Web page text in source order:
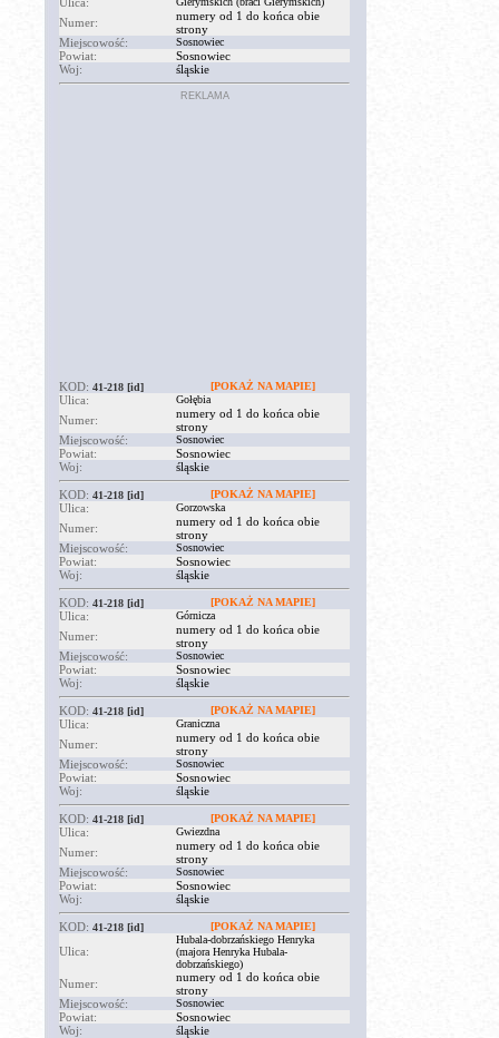
Numer:
numery od 1 do końca obie
strony
Miejscowość:
Sosnowiec
Powiat:
Sosnowiec
Woj:
śląskie
REKLAMA
KOD: 41-218 [id] [POKAŻ NA MAPIE]
Ulica: Gołębia
Numer:
numery od 1 do końca obie
strony
Miejscowość:
Sosnowiec
Powiat:
Sosnowiec
Woj:
śląskie
KOD: 41-218 [id] [POKAŻ NA MAPIE]
Ulica: Gorzowska
Numer:
numery od 1 do końca obie
strony
Miejscowość:
Sosnowiec
Powiat:
Sosnowiec
Woj:
śląskie
KOD: 41-218 [id] [POKAŻ NA MAPIE]
Ulica: Górnicza
Numer:
numery od 1 do końca obie
strony
Miejscowość:
Sosnowiec
Powiat:
Sosnowiec
Woj:
śląskie
KOD: 41-218 [id] [POKAŻ NA MAPIE]
Ulica: Graniczna
Numer:
numery od 1 do końca obie
strony
Miejscowość:
Sosnowiec
Powiat:
Sosnowiec
Woj:
śląskie
KOD: 41-218 [id] [POKAŻ NA MAPIE]
Ulica: Gwiezdna
Numer:
numery od 1 do końca obie
strony
Miejscowość:
Sosnowiec
Powiat:
Sosnowiec
Woj:
śląskie
KOD: 41-218 [id] [POKAŻ NA MAPIE]
Ulica:
Hubala-dobrzańskiego Henryka
(majora Henryka Hubala-
dobrzańskiego)
Numer:
numery od 1 do końca obie
strony
Miejscowość:
Sosnowiec
Powiat:
Sosnowiec
Woj:
śląskie